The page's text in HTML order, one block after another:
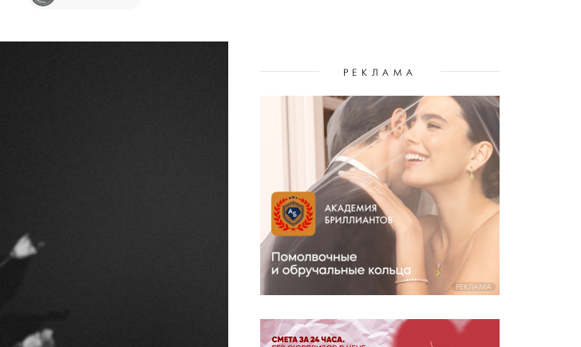
РЕКЛАМА
РЕКЛАМА